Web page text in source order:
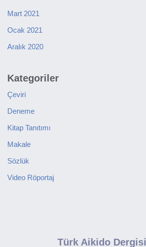
Mart 2021
Ocak 2021
Aralık 2020
Kategoriler
Çeviri
Deneme
Kitap Tanıtımı
Makale
Sözlük
Video Röportaj
Türk Aikido Dergisi